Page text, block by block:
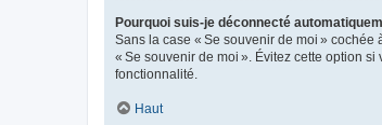
Pourquoi suis-je déconnecté
Sans la case « Se souvenir de moi »
« Se souvenir de moi ». Évitez cette option
fonctionnalité.
Haut